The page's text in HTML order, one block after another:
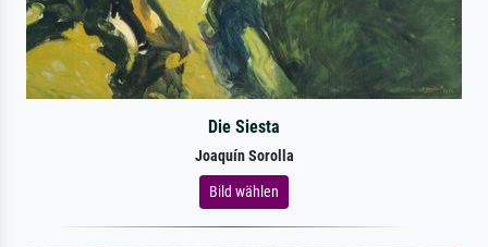
Die Siesta
Joaquín Sorolla
Bild wählen